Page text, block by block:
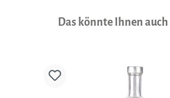
Das könnte Ihnen